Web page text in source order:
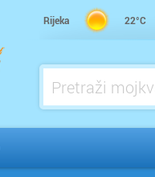
Rijeka 22°C